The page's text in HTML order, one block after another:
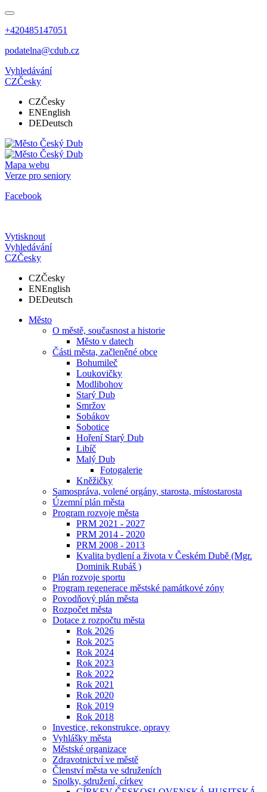
+420485147051
podatelna@cdub.cz
Vyhledávání
CZČesky
CZČesky
ENEnglish
DEDeutsch
Mapa webu
Verze pro seniory
Facebook
Vytisknout
Vyhledávání
CZČesky
CZČesky
ENEnglish
DEDeutsch
Město
O městě, současnost a historie
Město v datech
Části města, začleněné obce
Bohumileč
Loukovičky
Modlibohov
Starý Dub
Smržov
Sobákov
Sobotice
Hoření Starý Dub
Libíč
Malý Dub
Fotogalerie
Kněžičky
Samospráva, volené orgány, starosta, místostarosta
Územní plán města
Program rozvoje města
PRM 2021 - 2027
PRM 2014 - 2020
PRM 2008 - 2013
Kvalita bydlení a života v Českém Dubě (Mgr.
Dominik Rubáš )
Plán rozvoje sportu
Program regenerace městské památkové zóny
Povodňový plán města
Rozpočet města
Dotace z rozpočtu města
Rok 2026
Rok 2025
Rok 2024
Rok 2023
Rok 2022
Rok 2021
Rok 2020
Rok 2019
Rok 2018
Investice, rekonstrukce, opravy
Vyhlášky města
Městské organizace
Zdravotnictví ve městě
Členství města ve sdruženích
Spolky, sdružení, církev